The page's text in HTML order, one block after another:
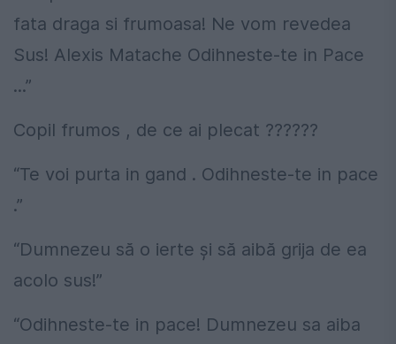
fata draga si frumoasa! Ne vom revedea
Sus! Alexis Matache Odihneste-te in Pace
...”
Copil frumos , de ce ai plecat ??????
“Te voi purta in gand . Odihneste-te in pace
.”
“Dumnezeu să o ierte și să aibă grija de ea
acolo sus!”
“Odihneste-te in pace! Dumnezeu sa aiba